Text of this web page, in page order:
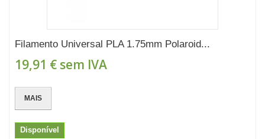
Filamento Universal PLA 1.75mm Polaroid...
19,91 € sem IVA
MAIS
Disponível